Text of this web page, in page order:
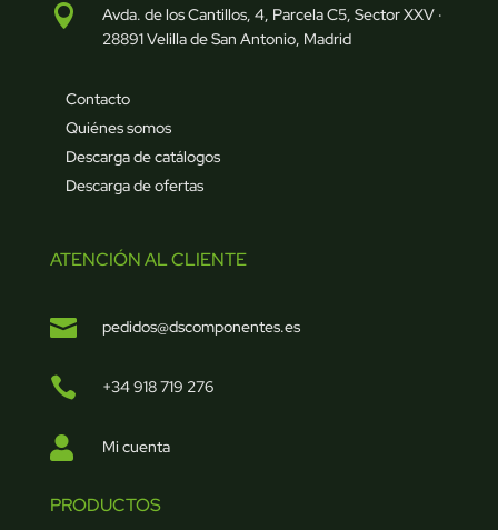

Avda. de los Cantillos, 4, Parcela C5, Sector XXV ·
28891 Velilla de San Antonio, Madrid
Contacto
Quiénes somos
Descarga de catálogos
Descarga de ofertas
ATENCIÓN AL CLIENTE
 pedidos@dscomponentes.es
 +34 918 719 276
 Mi cuenta
PRODUCTOS